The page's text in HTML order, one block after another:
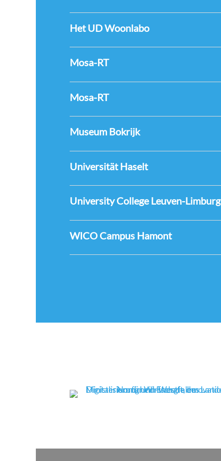
Het UD Woonlabo
Mosa-RT
Mosa-RT
Museum Bokrijk
Universität Haselt
University College Leuven-Limburg
WICO Campus Hamont